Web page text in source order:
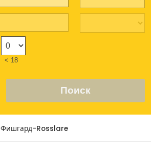
< 18
Поиск
Фишгард-Rosslare